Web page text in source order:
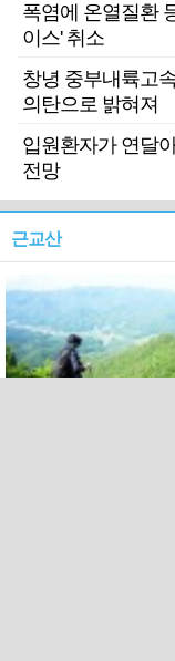
폭염에 온열질환
이스' 취소
창녕 중부내륙고
의탄으로 밝혀져
입원환자가 연달
전망
근교산